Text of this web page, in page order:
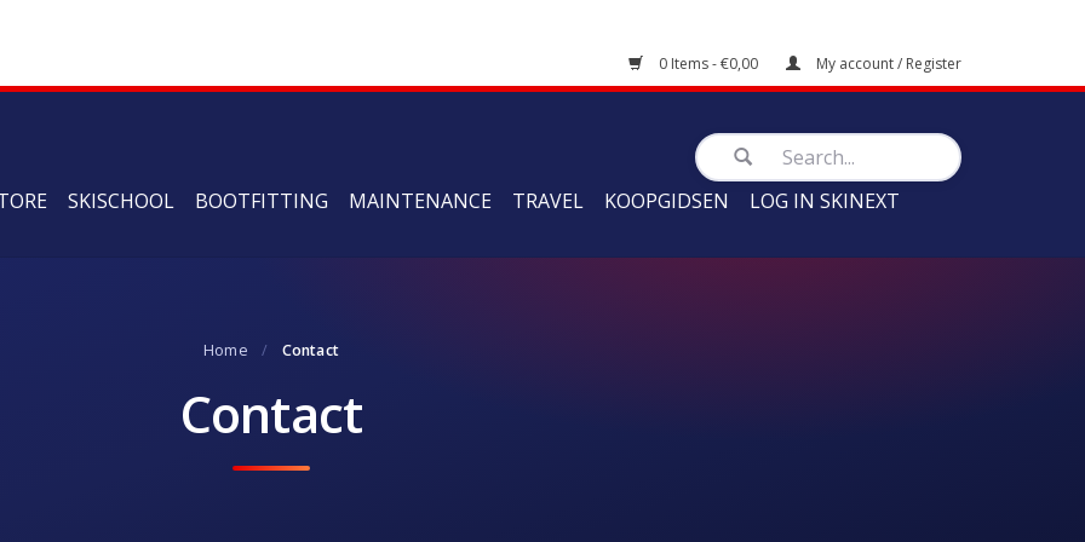
0 Items - €0,00 My account / Register
SKISCHOOL BOOTFITTING MAINTENANCE TRAVEL KOOPGIDSEN LOG IN SKINEXT
Home / Contact
Contact